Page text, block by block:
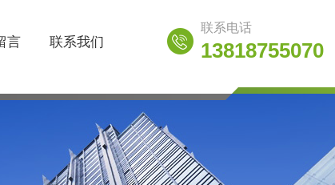
言 联系我们
联系电话
13818755070